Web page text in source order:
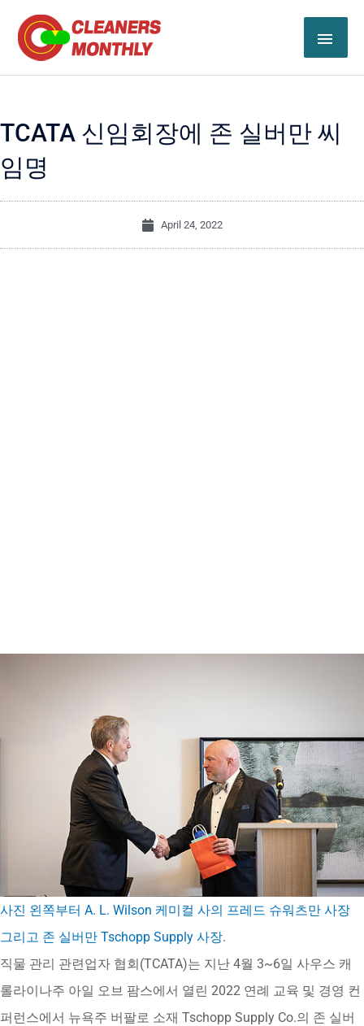
content
TCATA 신임회장에 존 실버만 씨
임명
April 24, 2022
사진 왼쪽부터 A. L. Wilson 케미컬 사의 프레드 슈워츠만 사장
그리고 존 실버만 Tschopp Supply 사장.
직물 관리 관련업자 협회(TCATA)는 지난 4월 3~6일 사우스 캐
롤라이나주 아일 오브 팜스에서 열린 2022 연례 교육 및 경영 컨
퍼런스에서 뉴욕주 버팔로 소재 Tschopp Supply Co.의 존 실버